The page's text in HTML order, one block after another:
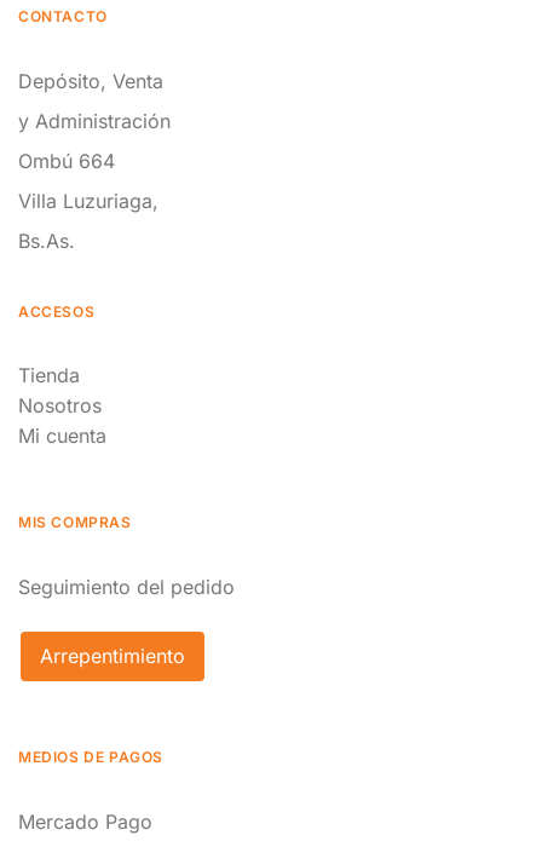
CONTACTO
Depósito, Venta
y Administración
Ombú 664
Villa Luzuriaga,
Bs.As.
ACCESOS
Tienda
Nosotros
Mi cuenta
MIS COMPRAS
Seguimiento del pedido
Arrepentimiento
MEDIOS DE PAGOS
Mercado Pago